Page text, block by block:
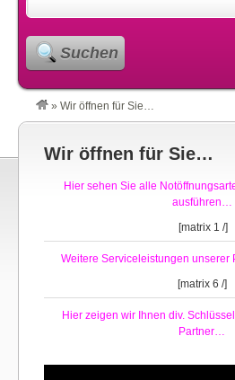
Suchen
» Wir öffnen für Sie…
Wir öffnen für Sie…
Hier sehen Sie alle
ausführen…
[matrix 1 /]
Weitere Serviceleistungen
[matrix 6 /]
Hier zeigen wir Ihnen div.
Partner…